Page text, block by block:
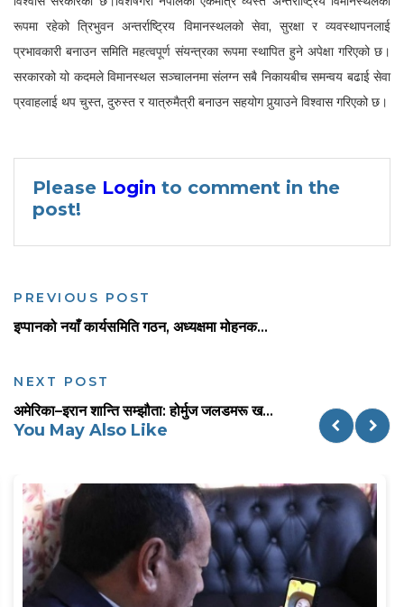
रूपमा रहेको त्रिभुवन अन्तर्राष्ट्रिय विमानस्थलको सेवा, सुरक्षा र व्यवस्थापनलाई
प्रभावकारी बनाउन समिति महत्वपूर्ण संयन्त्रका रूपमा स्थापित हुने अपेक्षा गरिएको छ।
सरकारको यो कदमले विमानस्थल सञ्चालनमा संलग्न सबै निकायबीच समन्वय बढाई सेवा
प्रवाहलाई थप चुस्त, दुरुस्त र यात्रुमैत्री बनाउन सहयोग पुर्‍याउने विश्वास गरिएको छ।
Please Login to comment in the
post!
PREVIOUS POST
इप्पानको नयाँ कार्यसमिति गठन, अध्यक्षमा मोहनक...
NEXT POST
अमेरिका–इरान शान्ति सम्झौता: होर्मुज जलडमरू ख...
You May Also Like